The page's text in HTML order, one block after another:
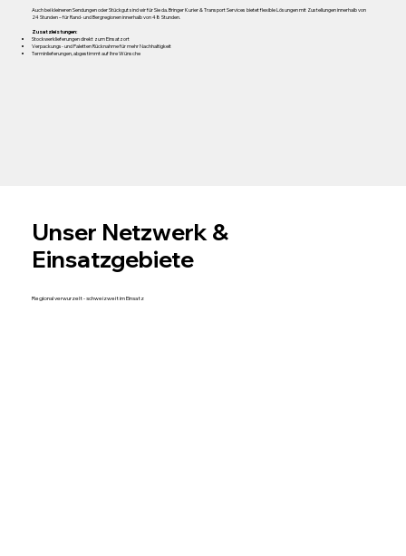
Auch bei kleineren Sendungen oder Stückgut sind wir für Sie da. Bringer Kurier & Transport Services bietet flexible Lösungen mit Zustellungen innerhalb von
24 Stunden – für Rand- und Bergregionen innerhalb von 48 Stunden.
Zusatzleistungen:
Stockwerklieferungen direkt zum Einsatzort
Verpackungs- und Paletten Rücknahme für mehr Nachhaltigkeit
Terminlieferungen, abgestimmt auf Ihre Wünsche
Unser Netzwerk &
Einsatzgebiete
Regional verwurzelt - schweizweit im Einsatz